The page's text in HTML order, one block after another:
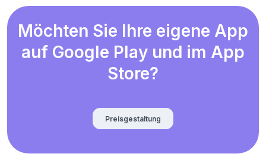
Möchten Sie Ihre eigene App
auf Google Play und im App
Store?
Preisgestaltung